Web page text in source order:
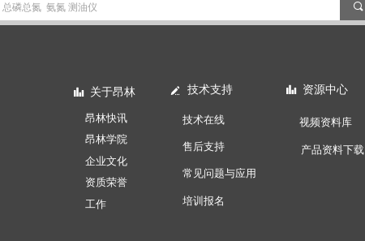
끠
넀 技术支持
技术在线
常见问题与应用
售后支持
培训报名
뀲 资源中心
视频资料库
产品资料下载
뀲 关于昂林
昂林快讯
企业文化
昂林学院
资质荣誉
工作